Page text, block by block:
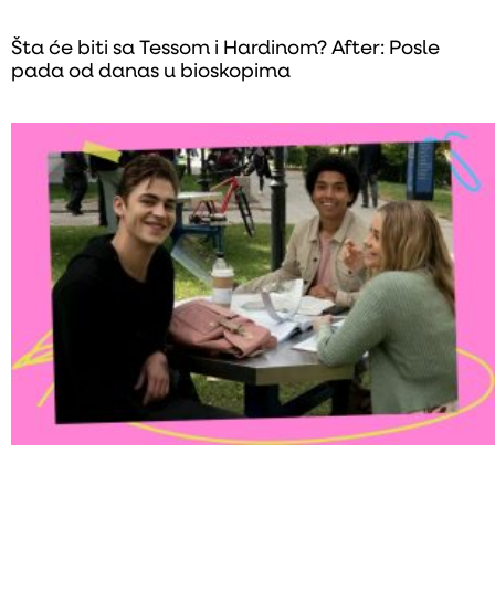
Šta će biti sa Tessom i Hardinom? After: Posle
pada od danas u bioskopima